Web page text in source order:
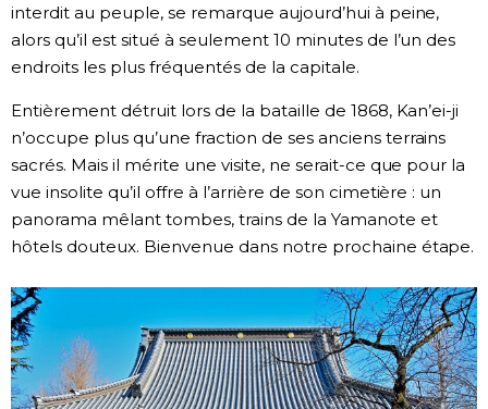
interdit au peuple, se remarque aujourd’hui à peine,
alors qu’il est situé à seulement 10 minutes de l’un des
endroits les plus fréquentés de la capitale.
Entièrement détruit lors de la bataille de 1868, Kan’ei-ji
n’occupe plus qu’une fraction de ses anciens terrains
sacrés. Mais il mérite une visite, ne serait-ce que pour la
vue insolite qu’il offre à l’arrière de son cimetière : un
panorama mêlant tombes, trains de la Yamanote et
hôtels douteux. Bienvenue dans notre prochaine étape.